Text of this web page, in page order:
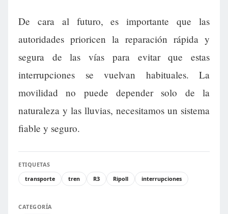
De cara al futuro, es importante que las
autoridades prioricen la reparación rápida y
segura de las vías para evitar que estas
interrupciones se vuelvan habituales. La
movilidad no puede depender solo de la
naturaleza y las lluvias, necesitamos un sistema
fiable y seguro.
ETIQUETAS
transporte
tren R3 Ripoll interrupciones
CATEGORÍA